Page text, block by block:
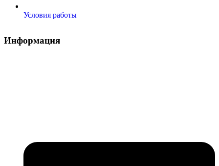
Условия работы
Информация